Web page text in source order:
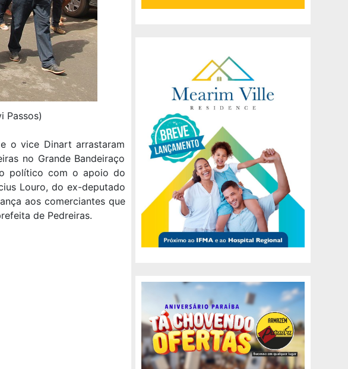
Passos)
o vice Dinart arrastaram
no Grande Bandeiraço
político com o apoio do
Louro, do ex-deputado
aos comerciantes que
de Pedreiras.